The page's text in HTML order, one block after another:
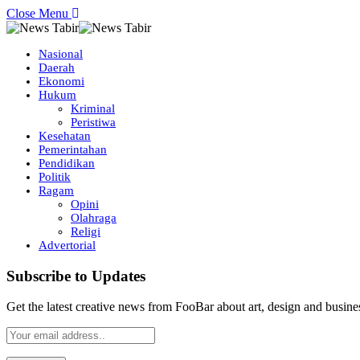
Close Menu
Nasional
Daerah
Ekonomi
Hukum
Kriminal
Peristiwa
Kesehatan
Pemerintahan
Pendidikan
Politik
Ragam
Opini
Olahraga
Religi
Advertorial
Subscribe to Updates
Get the latest creative news from FooBar about art, design and